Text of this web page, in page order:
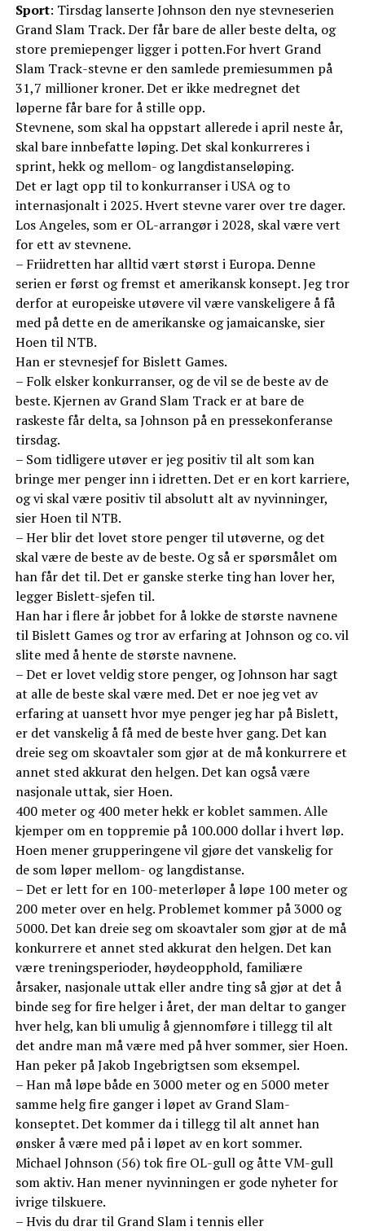
Sport: Tirsdag lanserte Johnson den nye stevneserien
Grand Slam Track. Der får bare de aller beste delta, og
store premiepenger ligger i potten.For hvert Grand
Slam Track-stevne er den samlede premiesummen på
31,7 millioner kroner. Det er ikke medregnet det
løperne får bare for å stille opp.
Stevnene, som skal ha oppstart allerede i april neste år,
skal bare innbefatte løping. Det skal konkurreres i
sprint, hekk og mellom- og langdistanseløping.
Det er lagt opp til to konkurranser i USA og to
internasjonalt i 2025. Hvert stevne varer over tre dager.
Los Angeles, som er OL-arrangør i 2028, skal være vert
for ett av stevnene.
– Friidretten har alltid vært størst i Europa. Denne
serien er først og fremst et amerikansk konsept. Jeg tror
derfor at europeiske utøvere vil være vanskeligere å få
med på dette en de amerikanske og jamaicanske, sier
Hoen til NTB.
Han er stevnesjef for Bislett Games.
– Folk elsker konkurranser, og de vil se de beste av de
beste. Kjernen av Grand Slam Track er at bare de
raskeste får delta, sa Johnson på en pressekonferanse
tirsdag.
– Som tidligere utøver er jeg positiv til alt som kan
bringe mer penger inn i idretten. Det er en kort karriere,
og vi skal være positiv til absolutt alt av nyvinninger,
sier Hoen til NTB.
– Her blir det lovet store penger til utøverne, og det
skal være de beste av de beste. Og så er spørsmålet om
han får det til. Det er ganske sterke ting han lover her,
legger Bislett-sjefen til.
Han har i flere år jobbet for å lokke de største navnene
til Bislett Games og tror av erfaring at Johnson og co. vil
slite med å hente de største navnene.
– Det er lovet veldig store penger, og Johnson har sagt
at alle de beste skal være med. Det er noe jeg vet av
erfaring at uansett hvor mye penger jeg har på Bislett,
er det vanskelig å få med de beste hver gang. Det kan
dreie seg om skoavtaler som gjør at de må konkurrere et
annet sted akkurat den helgen. Det kan også være
nasjonale uttak, sier Hoen.
400 meter og 400 meter hekk er koblet sammen. Alle
kjemper om en toppremie på 100.000 dollar i hvert løp.
Hoen mener grupperingene vil gjøre det vanskelig for
de som løper mellom- og langdistanse.
– Det er lett for en 100-meterløper å løpe 100 meter og
200 meter over en helg. Problemet kommer på 3000 og
5000. Det kan dreie seg om skoavtaler som gjør at de må
konkurrere et annet sted akkurat den helgen. Det kan
være treningsperioder, høydeopphold, familiære
årsaker, nasjonale uttak eller andre ting så gjør at det å
binde seg for fire helger i året, der man deltar to ganger
hver helg, kan bli umulig å gjennomføre i tillegg til alt
det andre man må være med på hver sommer, sier Hoen.
Han peker på Jakob Ingebrigtsen som eksempel.
– Han må løpe både en 3000 meter og en 5000 meter
samme helg fire ganger i løpet av Grand Slam-
konseptet. Det kommer da i tillegg til alt annet han
ønsker å være med på i løpet av en kort sommer.
Michael Johnson (56) tok fire OL-gull og åtte VM-gull
som aktiv. Han mener nyvinningen er gode nyheter for
ivrige tilskuere.
– Hvis du drar til Grand Slam i tennis eller